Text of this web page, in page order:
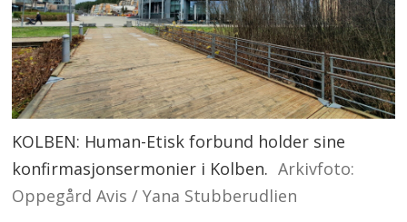
KOLBEN: Human-Etisk forbund holder sine
konfirmasjonsermonier i Kolben. Arkivfoto:
Oppegård Avis / Yana Stubberudlien